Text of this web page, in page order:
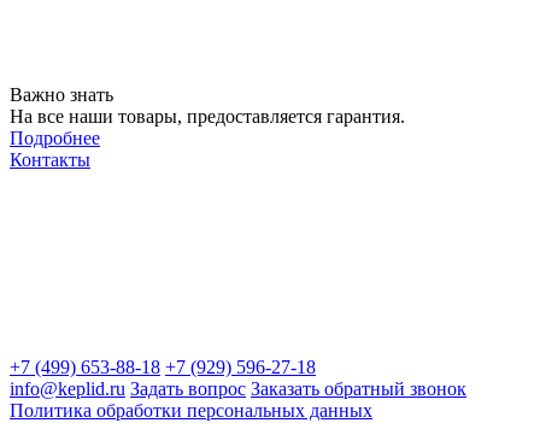
Важно знать
На все наши товары, предоставляется гарантия.
Подробнее
Контакты
+7 (499) 653-88-18 +7 (929) 596-27-18
info@keplid.ru Задать вопрос Заказать обратный звонок
Политика обработки персональных данных